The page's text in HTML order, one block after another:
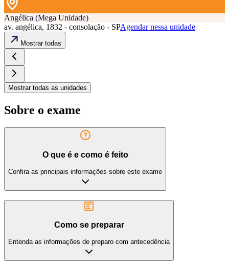
Angélica (Mega Unidade)
av. angélica, 1832 - consolação - SPAgendar nessa unidade
Mostrar todas
Mostrar todas as unidades
Sobre o exame
O que é e como é feito
Confira as principais informações sobre este exame
Como se preparar
Entenda as informações de preparo com antecedência